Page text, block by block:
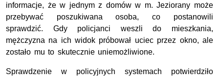
informacje, że w jednym z domów w m. Jeziorany może
przebywać poszukiwana osoba, co postanowili
sprawdzić. Gdy policjanci weszli do mieszkania,
mężczyzna na ich widok próbował uciec przez okno, ale
zostało mu to skutecznie uniemożliwione.
Sprawdzenie w policyjnych systemach potwierdziło